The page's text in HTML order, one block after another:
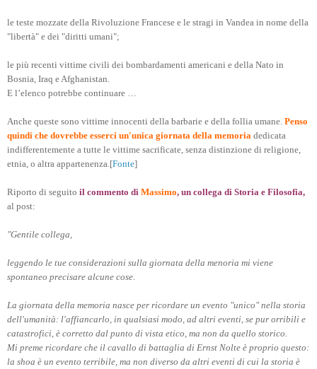
le teste mozzate della Rivoluzione Francese e le stragi in Vandea in nome della
"libertà" e dei "diritti umani";
le più recenti vittime civili dei bombardamenti americani e della Nato in
Bosnia, Iraq e Afghanistan.
E l’elenco potrebbe continuare …
Anche queste sono vittime innocenti della barbarie e della follia umane. Penso
quindi che dovrebbe esserci un'unica giornata della memoria dedicata
indifferentemente a tutte le vittime sacrificate, senza distinzione di religione,
etnia, o altra appartenenza.[Fonte]
Riporto di seguito il commento di Massimo, un collega di Storia e Filosofia,
al post:
"Gentile collega,
leggendo le tue considerazioni sulla giornata della menoria mi viene
spontaneo precisare alcune cose.
La giornata della memoria nasce per ricordare un evento "unico" nella storia
dell'umanità: l'affiancarlo, in qualsiasi modo, ad altri eventi, se pur orribili e
catastrofici, è corretto dal punto di vista etico, ma non da quello storico.
Mi preme ricordare che il cavallo di battaglia di Ernst Nolte è proprio questo:
la shoa è un evento terribile, ma non diverso da altri eventi di cui la storia è